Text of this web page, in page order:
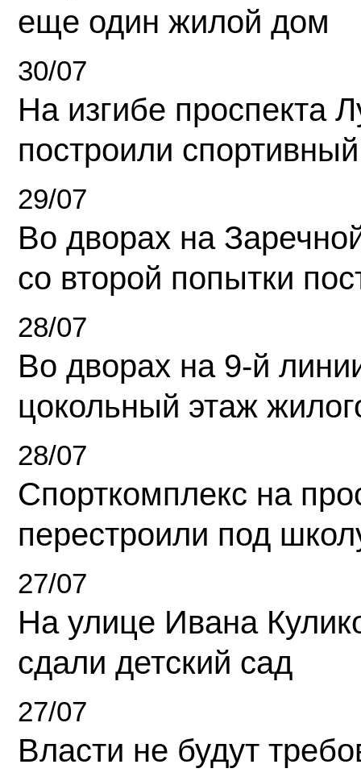
еще один жилой дом
30/07
На изгибе проспекта
построили
29/07
Во дворах на
со второй попытки
28/07
Во дворах на 9-й
цокольный этаж
28/07
Спорткомплекс на
перестроили под
27/07
На улице Ивана
сдали детский сад
27/07
Власти не будут